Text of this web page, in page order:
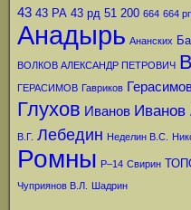
43 43 РА 43 рд 51 200 664 664
Анадырь Ананских
ВОЛКОВ АЛЕКСАНДР ПЕТРОВИЧ
ГЕРАСИМОВ Гавриков
Глухов Иванов Иванов
В.Г. Лебедин Неделин В.С.
Ромны Р–14 Свирин
Чуприянов В.Л. Шадрин